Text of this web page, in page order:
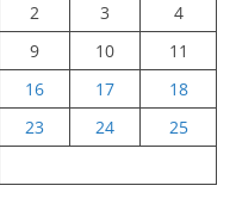
2 3
4
9 10
11
16 17
18
23 24
25